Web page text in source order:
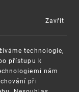
MENU
technologie,
přístupu k
nám
při
Zavřít